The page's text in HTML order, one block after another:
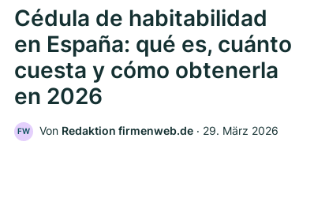
Cédula de habitabilidad
en España: qué es, cuánto
cuesta y cómo obtenerla
en 2026
FW Von Redaktion firmenweb.de ‧ 29. März 2026